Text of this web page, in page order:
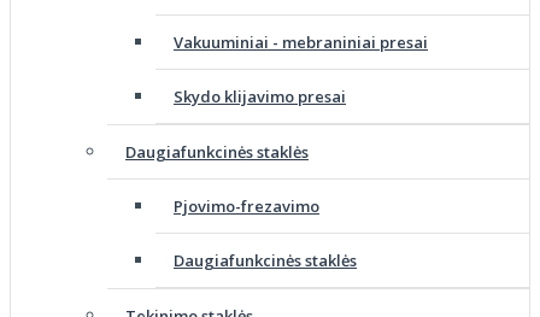
Vakuuminiai - mebraniniai presai
Skydo klijavimo presai
Daugiafunkcinės staklės
Pjovimo-frezavimo
Daugiafunkcinės staklės